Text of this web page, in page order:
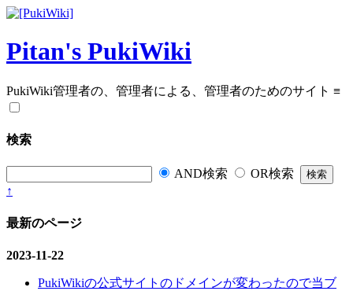
Pitan's PukiWiki
PukiWiki管理者の、管理者による、管理者のためのサイト ≡
検索
AND検索
OR検索
↑
最新のページ
2023-11-22
PukiWikiの公式サイトのドメインが変わったので当ブ